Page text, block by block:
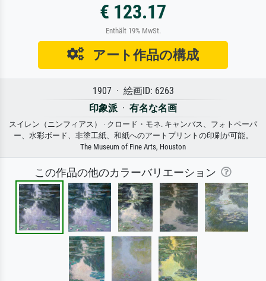
€ 123.17
Enthält 19% MwSt.
アート作品の構成
1907 · 絵画ID: 6263
印象派 · 有名な名画
スイレン（ニンフィアス） · クロード・モネ. キャンバス、フォトペーパ
ー、水彩ボード、非塗工紙、和紙へのアートプリントの印刷が可能。
The Museum of Fine Arts, Houston
この作品の他のカラーバリエーション